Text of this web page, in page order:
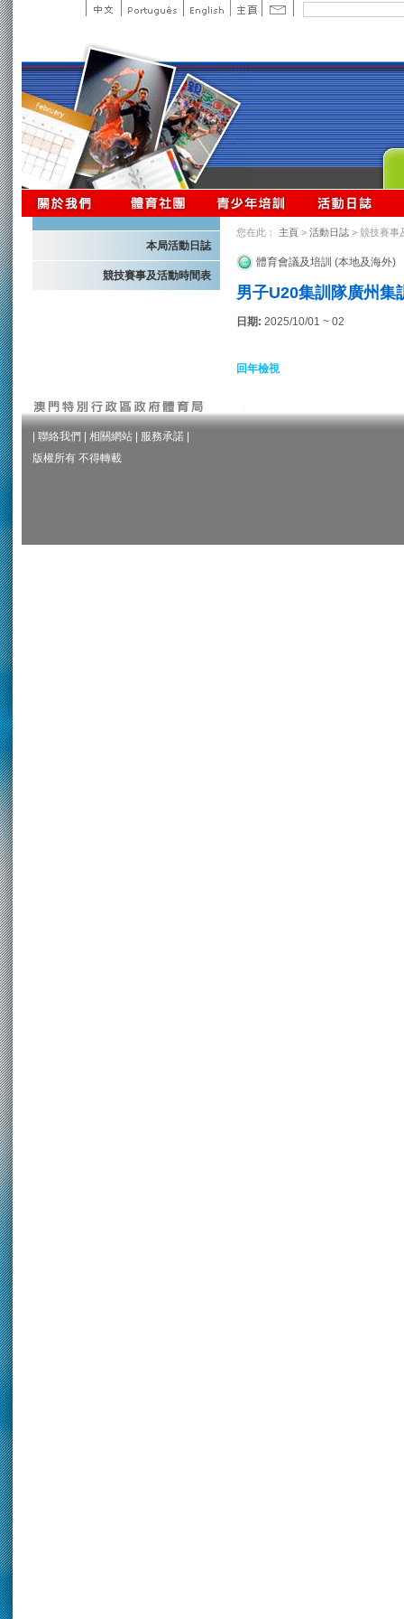
本局活動日誌
競技賽事及活動時間表
您在此： 主頁 > 活動日誌 > 競技賽事
體育會議及培訓 (本地及海外)
男子U20集訓隊廣州集
日期: 2025/10/01 ~ 02
回年檢視
聯絡我們 相關網站 服務承諾
版權所有 不得轉載